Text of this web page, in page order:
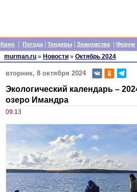
Кино Погода Тендеры Знакомства Форум
murman.ru » Новости » Октябрь 2024
вторник, 8 октября 2024
Экологический календарь –
озеро Имандра
09:13